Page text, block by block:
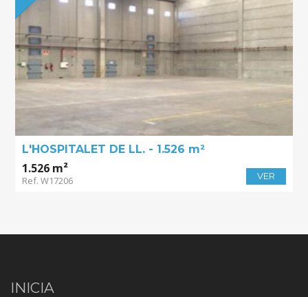
L'HOSPITALET DE LL. - 1.526 m²
1.526 m²
Ref. W17206 VER
INICIA